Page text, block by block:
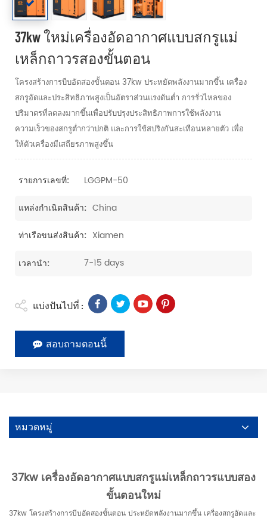
37kw ใหม่เครื่องอัดอากาศแบบสกรูแม่
เหล็กถาวรสองขั้นตอน
โครงสร้างการบีบอัดสองขั้นตอน 37kw ประหยัดพลังงานมากขึ้น เครื่อง
สกรูอัดและประสิทธิภาพสูงเป็นอัตราส่วนแรงดันต่ำ การรั่วไหลของ
ปริมาตรที่ลดลงมากขึ้นเพื่อปรับปรุงประสิทธิภาพการใช้พลังงาน
ความเร็วของสกรูต่ำกว่าปกติ และการใช้สปริงกันสะเทือนหลายตัว เพื่อ
ให้ตัวเครื่องมีเสถียรภาพสูงขึ้น
รายการเลขที่: LGGPM-50
แหล่งกำเนิดสินค้า: China
ท่าเรือขนส่งสินค้า: Xiamen
เวลานำ: 7-15 days
แบ่งปันไปที่ :
สอบถามตอนนี้
หมวดหมู่
37kw เครื่องอัดอากาศแบบสกรูแม่เหล็กถาวรแบบสอง
ขั้นตอนใหม่
37kw โครงสร้างการบีบอัดสองขั้นตอน ประหยัดพลังงานมากขึ้น เครื่องสกรูอัดและ